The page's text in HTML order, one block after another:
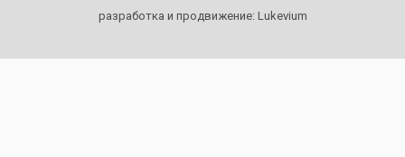
разработка и продвижение: Lukevium